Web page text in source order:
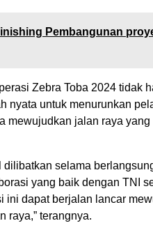
Pembangunan
Zebra Toba 2024 tidak
nyata untuk menurunkan
mewujudkan jalan raya
dilibatkan selama
yang baik dengan TNI
ini dapat berjalan lancar
raya,” terangnya.